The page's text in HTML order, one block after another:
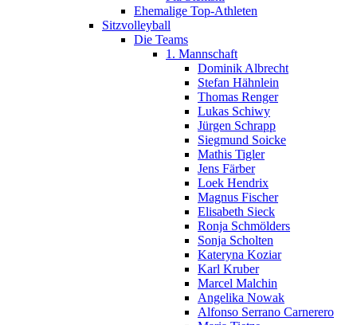
Ehemalige Top-Athleten
Sitzvolleyball
Die Teams
1. Mannschaft
Dominik Albrecht
Stefan Hähnlein
Thomas Renger
Lukas Schiwy
Jürgen Schrapp
Siegmund Soicke
Mathis Tigler
Jens Färber
Loek Hendrix
Magnus Fischer
Elisabeth Sieck
Ronja Schmölders
Sonja Scholten
Kateryna Koziar
Karl Kruber
Marcel Malchin
Angelika Nowak
Alfonso Serrano Carnerero